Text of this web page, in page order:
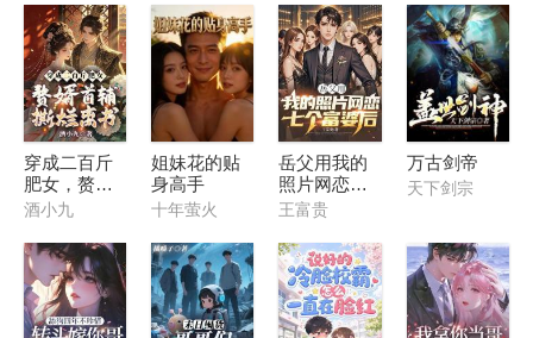
穿成二百斤
肥女，赘婿
首辅撕烂离
酒小九
姐妹花的贴
身高手
十年萤火
岳父用我的
照片网恋七
个富婆后
王富贵
万古剑帝
天下剑宗